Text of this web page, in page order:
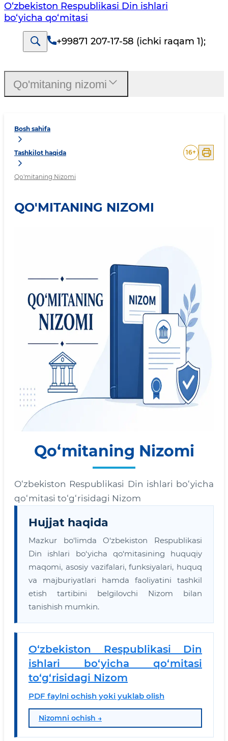
O‘zbekiston Respublikаsi Din ishlаri
bo‘yichа qo‘mitаsi
+99871 207-17-58 (ichki raqam 1);
Bosh sahifa
Tashkilot haqida
Qo'mitaning Nizomi
16+
QO'MITANING NIZOMI
Qo‘mitaning Nizomi
O‘zbekiston Respublikasi Din ishlari bo‘yicha
qo‘mitasi to‘g‘risidagi Nizom
Hujjat haqida
Mazkur bo‘limda O‘zbekiston Respublikasi
Din ishlari bo‘yicha qo‘mitasining huquqiy
maqomi, asosiy vazifalari, funksiyalari, huquq
va majburiyatlari hamda faoliyatini tashkil
etish tartibini belgilovchi Nizom bilan
tanishish mumkin.
O‘zbekiston Respublikasi Din
ishlari bo‘yicha qo‘mitasi
to‘g‘risidagi Nizom
PDF faylni ochish yoki yuklab olish
Nizomni ochish →
Qo'mitaning nizomi